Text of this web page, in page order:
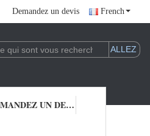
Demandez un devis French
DE LA
DEMANDEZ UN DEVIS